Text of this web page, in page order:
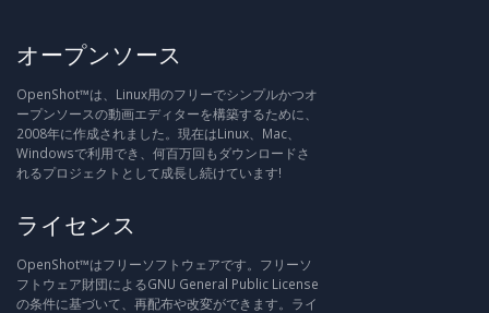
オープンソース
OpenShot™は、Linux用のフリーでシンプルかつオ
ープンソースの動画エディターを構築するために、
2008年に作成されました。現在はLinux、Mac、
Windowsで利用でき、何百万回もダウンロードさ
れるプロジェクトとして成長し続けています!
ライセンス
OpenShot™はフリーソフトウェアです。フリーソ
フトウェア財団によるGNU General Public License
の条件に基づいて、再配布や改変ができます。ライ